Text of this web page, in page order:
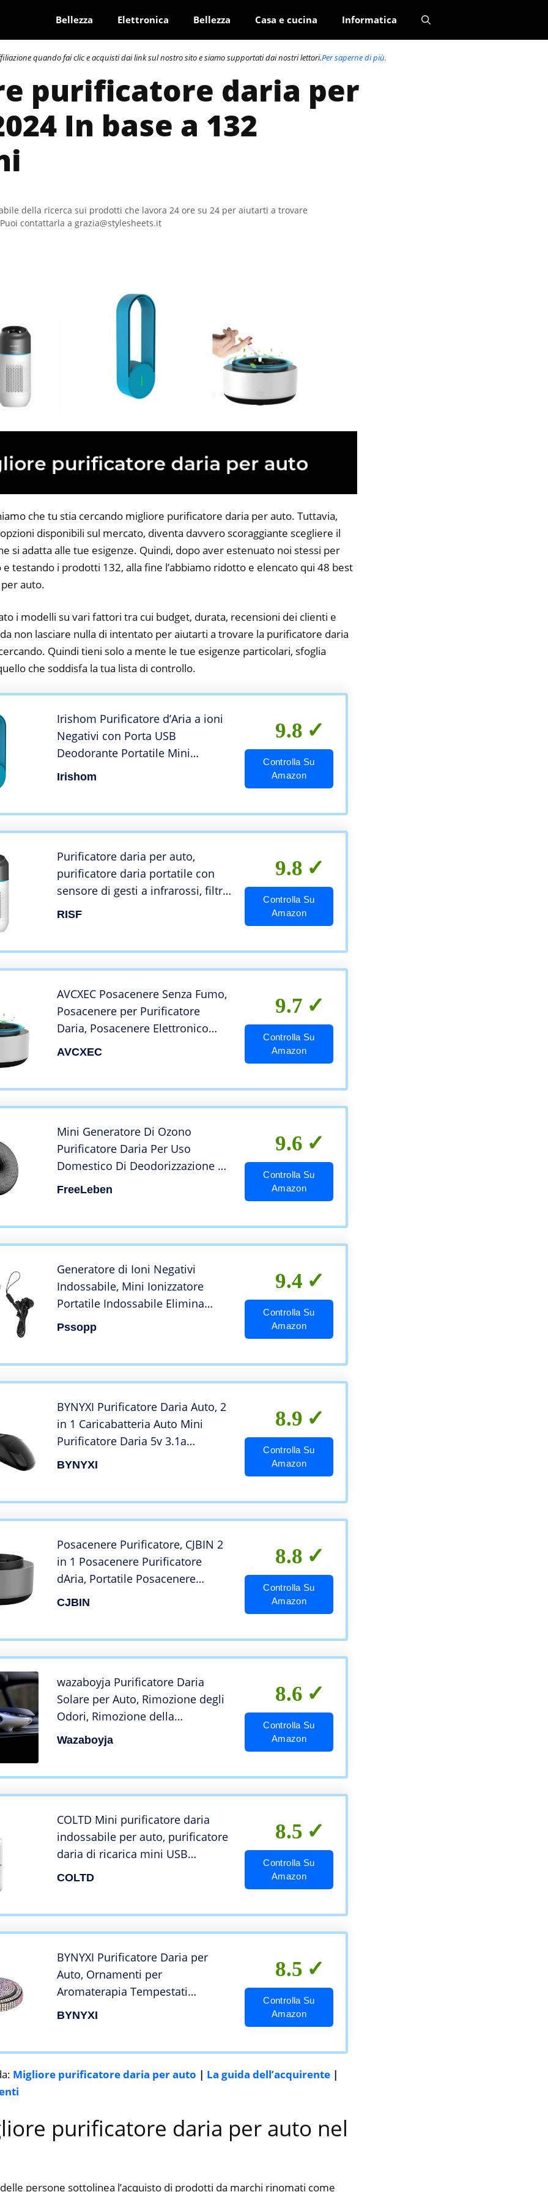
Bellezza Elettronica Bellezza Casa e cucina Informatica
quando fai clic e acquisti dai link sul nostro sito e siamo supportati dai nostri lettori.Per saperne di più.
purificatore daria per
In base a 132
della ricerca sui prodotti che lavora 24 ore su 24 per aiutarti a trovare
contattarla a grazia@stylesheets.it
che tu stia cercando migliore purificatore daria per auto. Tuttavia,
disponibili sul mercato, diventa davvero scoraggiante scegliere il
si adatta alle tue esigenze. Quindi, dopo aver estenuato noi stessi per
testando i prodotti 132, alla fine l’abbiamo ridotto e elencato qui 48 best
auto.
i modelli su vari fattori tra cui budget, durata, recensioni dei clienti e
non lasciare nulla di intentato per aiutarti a trovare la purificatore daria
Quindi tieni solo a mente le tue esigenze particolari, sfoglia
che soddisfa la tua lista di controllo.
Irishom Purificatore d’Aria a ioni
Negativi con Porta USB
Deodorante Portatile Mini
eliminatore di odori Deodorante
Irishom
9.8
Controlla Su
Amazon
Purificatore daria per auto,
purificatore daria portatile con
sensore di gesti a infrarossi, filtro
dellaria con indicatore di qualità
RISF
9.8
Controlla Su
Amazon
AVCXEC Posacenere Senza Fumo,
Posacenere per Purificatore
Daria, Posacenere Elettronico
Intelligente, Posacenere da
AVCXEC
9.7
Controlla Su
Amazon
Mini Generatore Di Ozono
Purificatore Daria Per Uso
Domestico Di Deodorizzazione Di
Sterilizzazione Ricaricabile Adatto
FreeLeben
9.6
Controlla Su
Amazon
Generatore di Ioni Negativi
Indossabile, Mini Ionizzatore
Portatile Indossabile Elimina
Polline Fumo Polvere
Loonizzatore Daria Purificatore
Pssopp
9.4
Controlla Su
Amazon
BYNYXI Purificatore Daria Auto, 2
in 1 Caricabatteria Auto Mini
Purificatore Daria 5v 3.1a
Caricabatteria da Auto Portatile
BYNYXI
8.9
Controlla Su
Amazon
Posacenere Purificatore, CJBIN 2
in 1 Posacenere Purificatore
dAria, Portatile Posacenere
Elettronico Intelligente,
CJBIN
8.8
Controlla Su
Amazon
wazaboyja Purificatore Daria
Solare per Auto, Rimozione degli
Odori, Rimozione della
Formaldeide Mini Purificatore
Daria Portatile Intelligente – Vero
Wazaboyja
8.6
Controlla Su
Amazon
COLTD Mini purificatore daria
indossabile per auto, purificatore
daria di ricarica mini USB
domestico, elimina lodore di
COLTD
8.5
Controlla Su
Amazon
BYNYXI Purificatore Daria per
Auto, Ornamenti per
Aromaterapia Tempestati
Diamanti Deodorante per
Ufficio, Colore
BYNYXI
8.5
Controlla Su
Amazon
Migliore purificatore daria per auto | La guida dell’acquirente |
purificatore daria per auto nel
persone sottolinea l’acquisto di prodotti da marchi rinomati come